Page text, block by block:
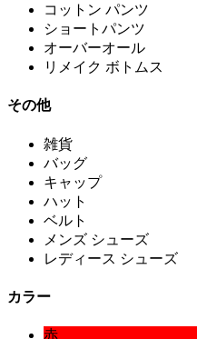
コットン パンツ
ショートパンツ
オーバーオール
リメイク ボトムス
その他
雑貨
バッグ
キャップ
ハット
ベルト
メンズ シューズ
レディース シューズ
カラー
赤